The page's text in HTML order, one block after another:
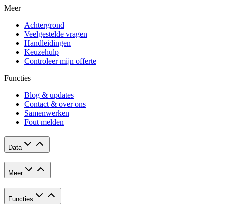
Meer
Achtergrond
Veelgestelde vragen
Handleidingen
Keuzehulp
Controleer mijn offerte
Functies
Blog & updates
Contact & over ons
Samenwerken
Fout melden
Data
Meer
Functies